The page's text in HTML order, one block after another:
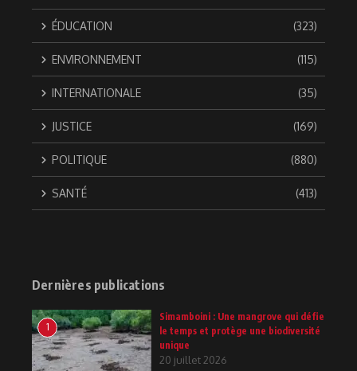
ÉDUCATION (323)
ENVIRONNEMENT (115)
INTERNATIONALE (35)
JUSTICE (169)
POLITIQUE (880)
SANTÉ (413)
Dernières publications
1
Simamboini : Une mangrove qui défie
le temps et protège une biodiversité
unique
20 juillet 2026